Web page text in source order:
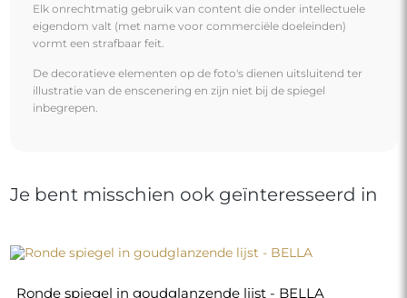
Elk onrechtmatig gebruik van content die onder intellectuele
eigendom valt (met name voor commerciële doeleinden)
vormt een strafbaar feit.
De decoratieve elementen op de foto's dienen uitsluitend ter
illustratie van de enscenering en zijn niet bij de spiegel
inbegrepen.
Je bent misschien ook geïnteresseerd in
Ronde spiegel in goudglanzende lijst - BELLA